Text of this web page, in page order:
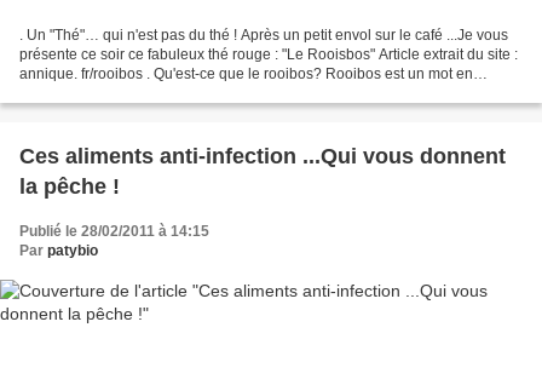
. Un "Thé"… qui n'est pas du thé ! Après un petit envol sur le café ...Je vous
présente ce soir ce fabuleux thé rouge : "Le Rooisbos" Article extrait du site :
annique. fr/rooibos . Qu'est-ce que le rooibos? Rooibos est un mot en
Ces aliments anti-infection ...Qui vous donnent
la pêche !
Publié le 28/02/2011 à 14:15
Par patybio